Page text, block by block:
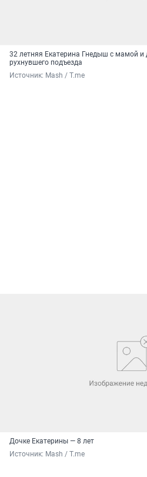
32 летняя Екатерина Гнедыш с мамой
рухнувшего подъезда
Источник: Mash / T.me
Дочке Екатерины — 8 лет
Источник: Mash / T.me